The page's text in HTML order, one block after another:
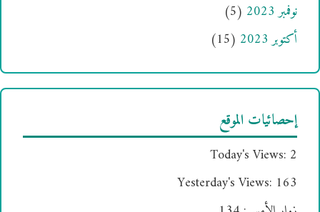
نوفمبر 2023
(5)
أكتوبر 2023
(15)
إحصائيات الموقع
Today's Views: 2
Yesterday's Views: 163